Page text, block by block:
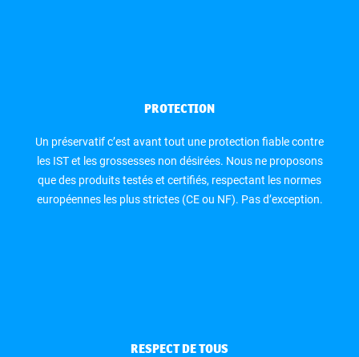
PROTECTION
Un préservatif c’est avant tout une protection fiable contre
les IST et les grossesses non désirées. Nous ne proposons
que des produits testés et certifiés, respectant les normes
européennes les plus strictes (CE ou NF). Pas d’exception.
RESPECT DE TOUS